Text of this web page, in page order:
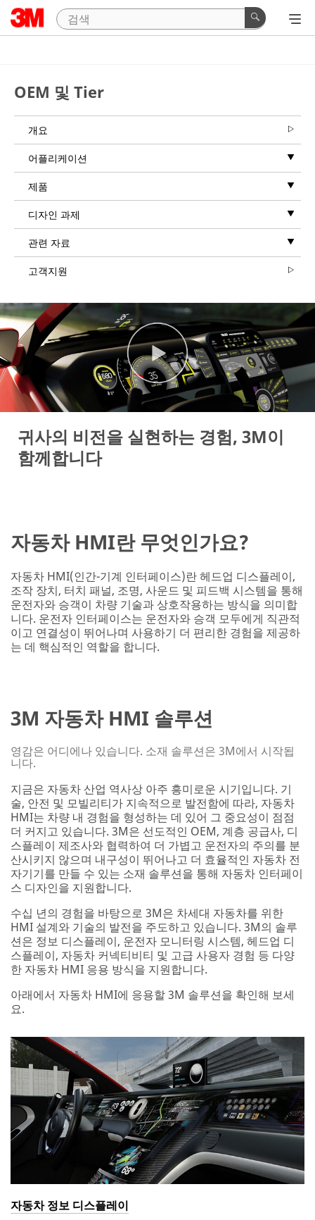
OEM 및 Tier
개요
어플리케이션
제품
디자인 과제
관련 자료
고객지원
귀사의 비전을 실현하는 경험, 3M이
함께합니다
자동차 HMI란 무엇인가요?
자동차 HMI(인간-기계 인터페이스)란 헤드업 디스플레이,
조작 장치, 터치 패널, 조명, 사운드 및 피드백 시스템을 통해
운전자와 승객이 차량 기술과 상호작용하는 방식을 의미합
니다. 운전자 인터페이스는 운전자와 승객 모두에게 직관적
이고 연결성이 뛰어나며 사용하기 더 편리한 경험을 제공하
는 데 핵심적인 역할을 합니다.
3M 자동차 HMI 솔루션
영감은 어디에나 있습니다. 소재 솔루션은 3M에서 시작됩
니다.
지금은 자동차 산업 역사상 아주 흥미로운 시기입니다. 기
술, 안전 및 모빌리티가 지속적으로 발전함에 따라, 자동차
HMI는 차량 내 경험을 형성하는 데 있어 그 중요성이 점점
더 커지고 있습니다. 3M은 선도적인 OEM, 계층 공급사, 디
스플레이 제조사와 협력하여 더 가볍고 운전자의 주의를 분
산시키지 않으며 내구성이 뛰어나고 더 효율적인 자동차 전
자기기를 만들 수 있는 소재 솔루션을 통해 자동차 인터페이
스 디자인을 지원합니다.
수십 년의 경험을 바탕으로 3M은 차세대 자동차를 위한
HMI 설계와 기술의 발전을 주도하고 있습니다. 3M의 솔루
션은 정보 디스플레이, 운전자 모니터링 시스템, 헤드업 디
스플레이, 자동차 커넥티비티 및 고급 사용자 경험 등 다양
한 자동차 HMI 응용 방식을 지원합니다.
아래에서 자동차 HMI에 응용할 3M 솔루션을 확인해 보세
요.
자동차 정보 디스플레이